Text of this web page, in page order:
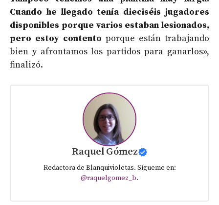
Cuando he llegado tenía dieciséis jugadores
disponibles porque varios estaban lesionados,
pero estoy contento porque están trabajando
bien y afrontamos los partidos para ganarlos»,
finalizó.
Raquel Gómez
Redactora de Blanquivioletas. Sígueme en:
@raquelgomez_b.